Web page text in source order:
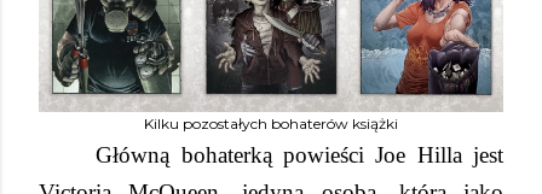
Kilku pozostałych bohaterów książki
Główną bohaterką powieści Joe Hilla jest